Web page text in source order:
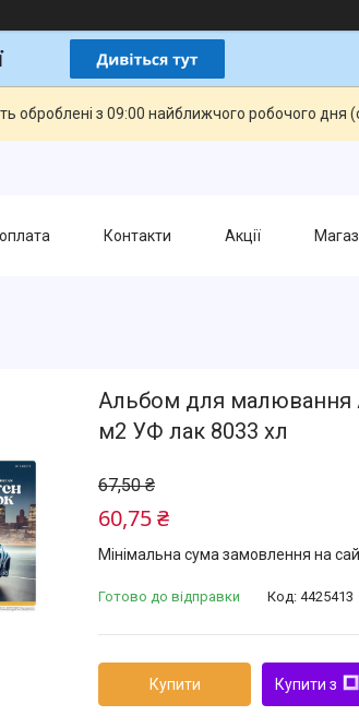
оброблені з 09:00 найближчого робочого дня
Контакти Акції
Альбом для малювання
м2 УФ лак 8033 хл
67,50 ₴
60,75 ₴
Мінімальна сума замовлення на
Готово до відправки Код: 4425413
Купити Купити з